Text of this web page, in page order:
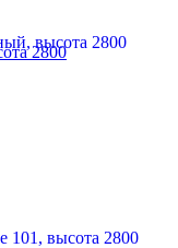
2800